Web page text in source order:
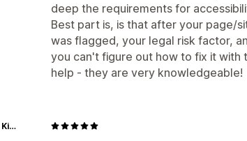
deep the requirements for
Best part is, is that after your page/
was flagged, your legal risk factor,
you can't figure out how to fix it
help - they are very knowledgeable!
Chaconia Candles — Kindling Wellness, Igniting Caribbean Culture